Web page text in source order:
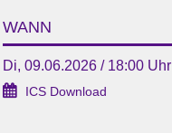
WANN
Di, 09.06.2026 / 18:00 Uhr
ICS Download